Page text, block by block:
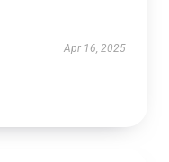
Apr 16, 2025